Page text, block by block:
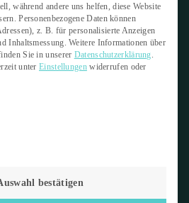
während andere uns helfen, diese Website
Personenbezogene Daten können
z. B. für personalisierte Anzeigen
Inhaltsmessung. Weitere Informationen über
Sie in unserer Datenschutzerklärung.
unterEinstellungenwiderrufen oder
Gruppen, für die eine Einwilligung
bestätigen